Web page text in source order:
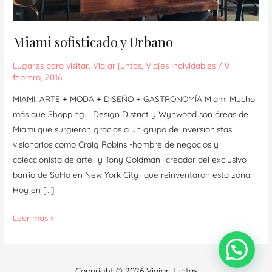
Miami sofisticado y Urbano
Lugares para visitar ,Viajar juntas ,Viajes Inolvidables /9
febrero, 2016
MIAMI: ARTE + MODA + DISEÑO + GASTRONOMÍA Miami Mucho
más que Shopping. Design District y Wynwood son áreas de
Miami que surgieron gracias a un grupo de inversionistas
visionarios como Craig Robins -hombre de negocios y
coleccionista de arte- y Tony Goldman -creador del exclusivo
barrio de SoHo en New York City- que reinventaron esta zona.
Hoy en […]
Leer más »